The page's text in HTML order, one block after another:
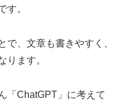
す。
で、文章も書きやすく、
ります。
「ChatGPT」に考えて